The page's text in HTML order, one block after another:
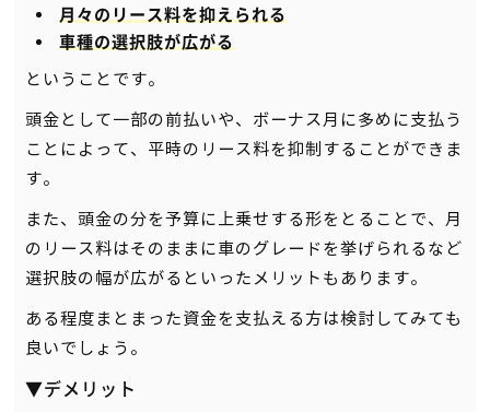
月々のリース料を抑えられる
車種の選択肢が広がる
ということです。
頭金として一部の前払いや、ボーナス月に多めに支払う
ことによって、平時のリース料を抑制することができま
す。
また、頭金の分を予算に上乗せする形をとることで、月
のリース料はそのままに車のグレードを挙げられるなど
選択肢の幅が広がるといったメリットもあります。
ある程度まとまった資金を支払える方は検討してみても
良いでしょう。
▼デメリット